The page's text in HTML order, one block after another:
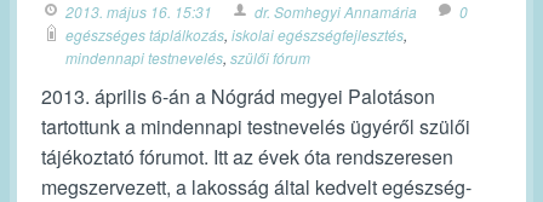
2013. május 16. 15:31 dr. Somhegyi Annamária
0
egészséges táplálkozás, iskolai egészségfejlesztés,
mindennapi testnevelés, szülői fórum
2013. április 6-án a Nógrád megyei Palotáson
tartottunk a mindennapi testnevelés ügyéről szülői
tájékoztató fórumot. Itt az évek óta rendszeresen
megszervezett, a lakosság által kedvelt egészség-